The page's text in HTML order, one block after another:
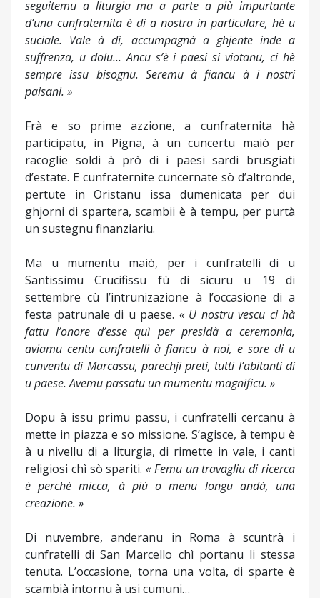
seguitemu a liturgia ma a parte a più impurtante
d’una cunfraternita è di a nostra in particulare, hè u
suciale. Vale à dì, accumpagnà a ghjente inde a
suffrenza, u dolu... Ancu s’è i paesi si viotanu, ci hè
sempre issu bisognu. Seremu à fiancu à i nostri
paisani. »
Frà e so prime azzione, a cunfraternita hà
participatu, in Pigna, à un cuncertu maiò per
racoglie soldi à prò di i paesi sardi brusgiati
d’estate. E cunfraternite cuncernate sò d’altronde,
pertute in Oristanu issa dumenicata per dui
ghjorni di spartera, scambii è à tempu, per purtà
un sustegnu finanziariu.
Ma u mumentu maiò, per i cunfratelli di u
Santissimu Crucifissu fù di sicuru u 19 di
settembre cù l’intrunizazione à l’occasione di a
festa patrunale di u paese. « U nostru vescu ci hà
fattu l’onore d’esse quì per presidà a ceremonia,
aviamu centu cunfratelli à fiancu à noi, e sore di u
cunventu di Marcassu, parechji preti, tutti l’abitanti di
u paese. Avemu passatu un mumentu magnificu. »
Dopu à issu primu passu, i cunfratelli cercanu à
mette in piazza e so missione. S’agisce, à tempu è
à u nivellu di a liturgia, di rimette in vale, i canti
religiosi chì sò spariti.« Femu un travagliu di ricerca
è perchè micca, à più o menu longu andà, una
creazione. »
Di nuvembre, anderanu in Roma à scuntrà i
cunfratelli di San Marcello chì portanu li stessa
tenuta. L’occasione, torna una volta, di sparte è
scambià intornu à usi cumuni…